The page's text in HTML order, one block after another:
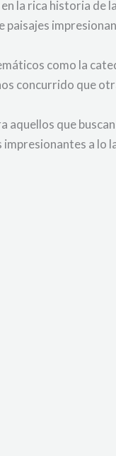
la rica historia de
como la
concurrido que
que
a lo